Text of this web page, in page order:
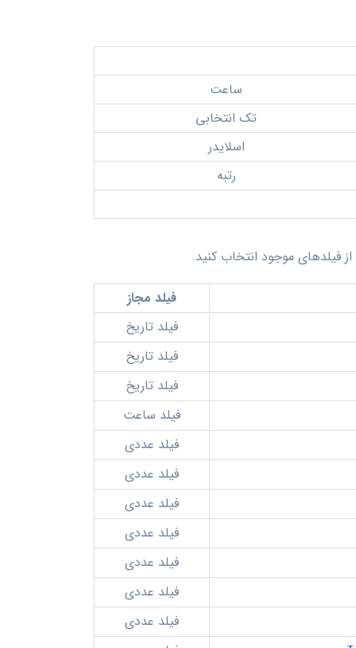
ساعت
تک انتخابی
اسلایدر
رتبه
فیلد مجاز
فیلد تاریخ
فیلد تاریخ
فیلد تاریخ
فیلد ساعت
فیلد عددی
فیلد عددی
فیلد عددی
فیلد عددی
فیلد عددی
فیلد عددی
فیلد عددی